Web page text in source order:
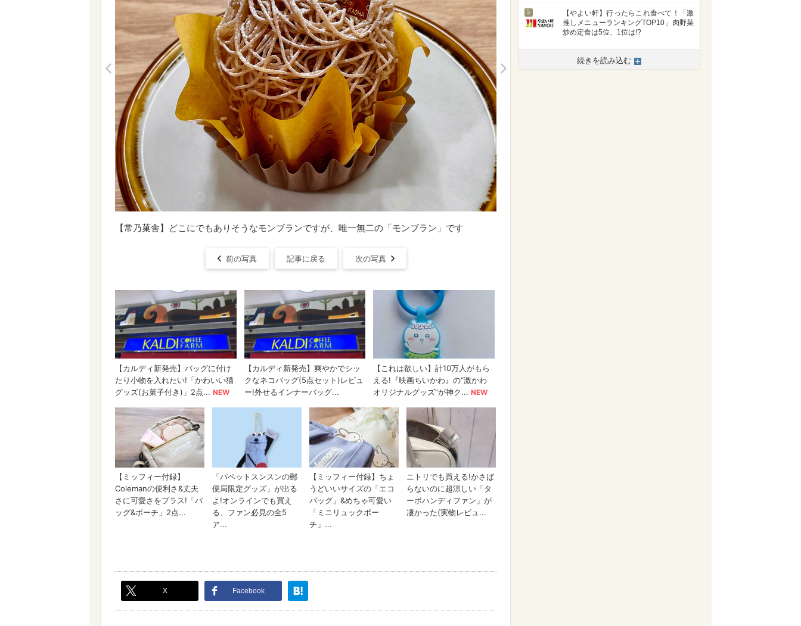
【常乃菓舎】どこにでもありそうなモンブランですが、唯一無二の「モンブラン」です
前の写真 記事に戻る 次の写真
X Facebook
5
【やよい軒】行ったらこれ食べて！「激
推しメニューランキングTOP10」肉野菜
炒め定食は5位、1位は!?
続きを読み込む